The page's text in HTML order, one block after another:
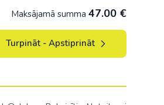
Maksājamā summa 47.00€
Turpināt - Apstiprināt